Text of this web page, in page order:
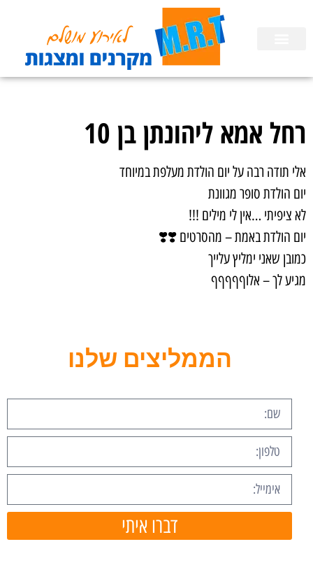
רחל אמא ליהונתן בן 10
אלי תודה רבה על יום הולדת מעלפת במיוחד
יום הולדת סופר מגוונת
לא ציפיתי …אין לי מילים !!!
יום הולדת באמת – מהסרטים ❣️❣️
כמובן שאני ימליץ עלייך
מגיע לך – אלוףףףףף
הממליצים שלנו
דברו איתי